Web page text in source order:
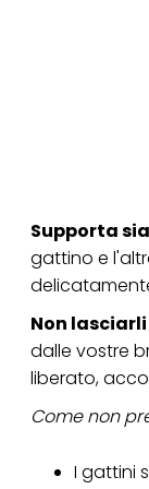
Supporta
gattino e
Non
dalle vostre
liberato,
Come non
I gattini